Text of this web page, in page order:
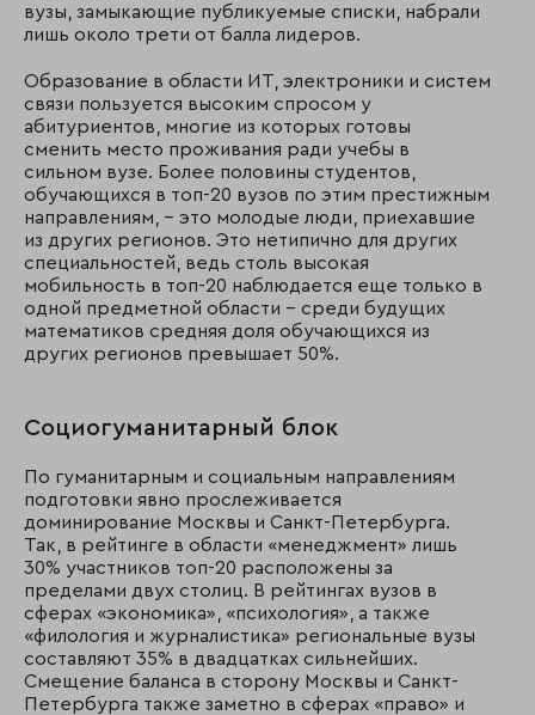
вузы, замыкающие публикуемые списки, набрали
лишь около трети от балла лидеров.
Образование в области ИТ, электроники и систем
связи пользуется высоким спросом у
абитуриентов, многие из которых готовы
сменить место проживания ради учебы в
сильном вузе. Более половины студентов,
обучающихся в топ-20 вузов по этим престижным
направлениям, – это молодые люди, приехавшие
из других регионов. Это нетипично для других
специальностей, ведь столь высокая
мобильность в топ-20 наблюдается еще только в
одной предметной области – среди будущих
математиков средняя доля обучающихся из
других регионов превышает 50%.
Социогуманитарный блок
По гуманитарным и социальным направлениям
подготовки явно прослеживается
доминирование Москвы и Санкт-Петербурга.
Так, в рейтинге в области «менеджмент» лишь
30% участников топ-20 расположены за
пределами двух столиц. В рейтингах вузов в
сферах «экономика», «психология», а также
«филология и журналистика» региональные вузы
составляют 35% в двадцатках сильнейших.
Смещение баланса в сторону Москвы и Санкт-
Петербурга также заметно в сферах «право» и